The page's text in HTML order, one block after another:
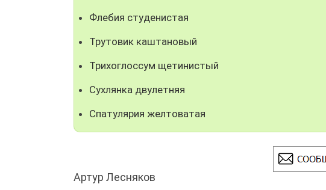
Флебия студенистая
Трутовик каштановый
Трихоглоссум щетинистый
Сухлянка двулетняя
Спатулярия желтоватая
Артур Лесняков